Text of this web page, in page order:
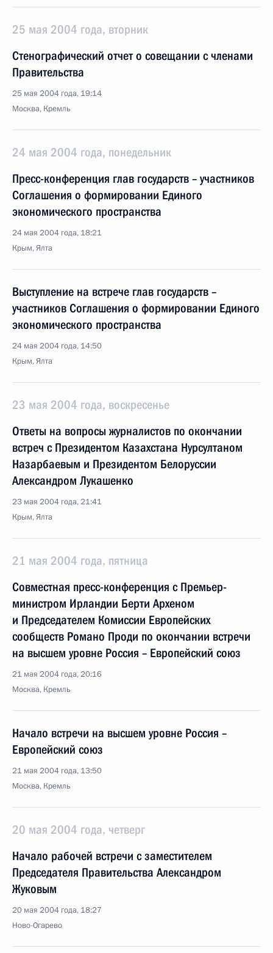
25 мая 2004 года, вторник
Стенографический отчет о совещании с членами
Правительства
25 мая 2004 года, 19:14
Москва, Кремль
24 мая 2004 года, понедельник
Пресс-конференция глав государств – участников
Соглашения о формировании Единого
экономического пространства
24 мая 2004 года, 18:21
Крым, Ялта
Выступление на встрече глав государств –
участников Соглашения о формировании Единого
экономического пространства
24 мая 2004 года, 14:50
Крым, Ялта
23 мая 2004 года, воскресенье
Ответы на вопросы журналистов по окончании
встреч с Президентом Казахстана Нурсултаном
Назарбаевым и Президентом Белоруссии
Александром Лукашенко
23 мая 2004 года, 21:41
Крым, Ялта
21 мая 2004 года, пятница
Совместная пресс-конференция с Премьер-
министром Ирландии Берти Археном
и Председателем Комиссии Европейских
сообществ Романо Проди по окончании встречи
на высшем уровне Россия – Европейский союз
21 мая 2004 года, 20:16
Москва, Кремль
Начало встречи на высшем уровне Россия –
Европейский союз
21 мая 2004 года, 13:50
Москва, Кремль
20 мая 2004 года, четверг
Начало рабочей встречи с заместителем
Председателя Правительства Александром
Жуковым
20 мая 2004 года, 18:27
Ново-Огарево